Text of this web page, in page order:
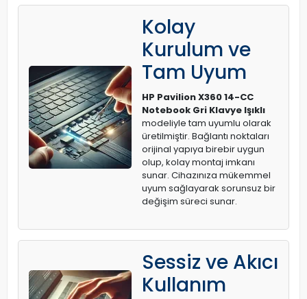
Kolay
Kurulum ve
Tam Uyum
HP Pavilion X360 14-CC
Notebook Gri Klavye Işıklı
modeliyle tam uyumlu olarak
üretilmiştir. Bağlantı noktaları
orijinal yapıya birebir uygun
olup, kolay montaj imkanı
sunar. Cihazınıza mükemmel
uyum sağlayarak sorunsuz bir
değişim süreci sunar.
Sessiz ve Akıcı
Kullanım